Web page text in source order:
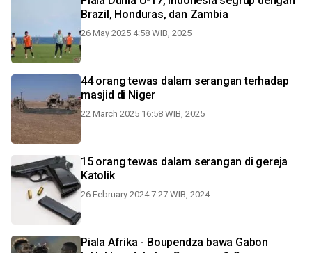
Brazil, Honduras, dan Zambia
26 May 2025 4:58 WIB, 2025
44 orang tewas dalam serangan terhadap
masjid di Niger
22 March 2025 16:58 WIB, 2025
15 orang tewas dalam serangan di gereja
Katolik
26 February 2024 7:27 WIB, 2024
Piala Afrika - Boupendza bawa Gabon